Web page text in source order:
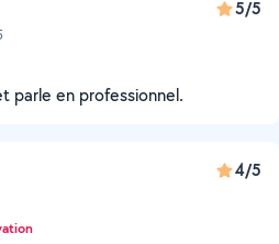
5/5
parle en professionnel.
4/5